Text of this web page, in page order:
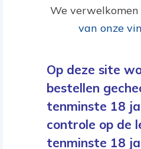
We
van onze
Op deze site
bestellen
tenminste 18
controle op de
tenminste 18